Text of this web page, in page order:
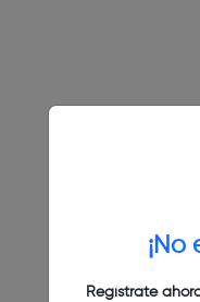
¡No
Regístrate